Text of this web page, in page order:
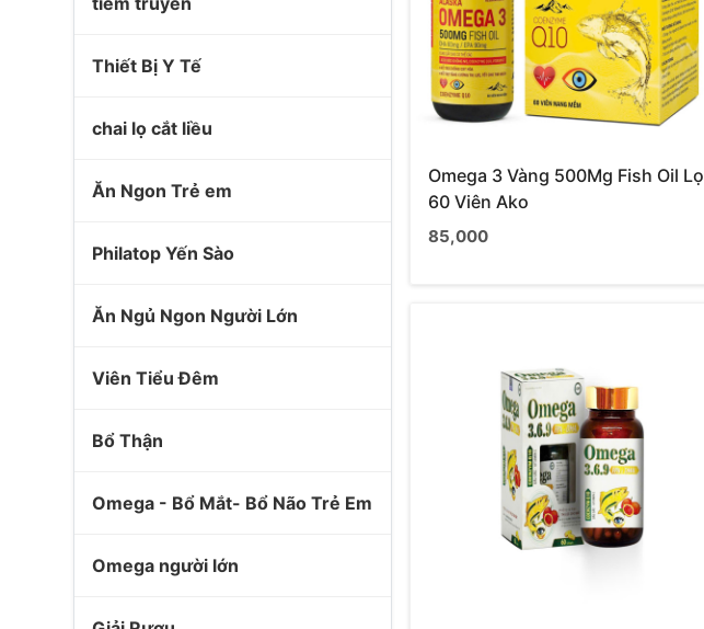
Thiết Bị Y Tế
chai lọ cắt liều
Ăn Ngon Trẻ em
Philatop Yến Sào
Ăn Ngủ Ngon Người Lớn
Viên Tiểu Đêm
Bổ Thận
Omega - Bổ Mắt- Bổ Não Trẻ Em
Omega người lớn
Omega 3 Vàng 500Mg Fish Oil Lọ
60 Viên Ako
85,000